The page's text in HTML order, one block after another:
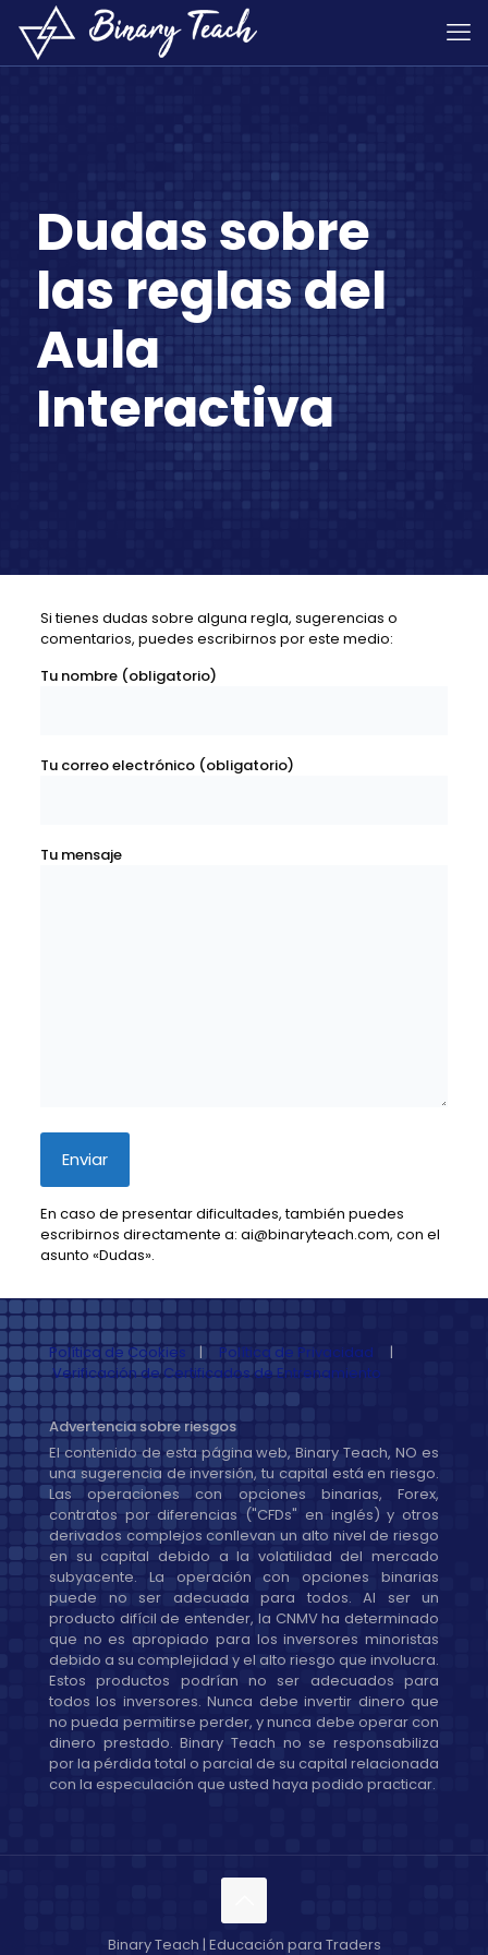
Dudas sobre
las reglas del
Aula
Interactiva
Si tienes dudas sobre alguna regla, sugerencias o
comentarios, puedes escribirnos por este medio:
Tu nombre (obligatorio)
Tu correo electrónico (obligatorio)
Tu mensaje
En caso de presentar dificultades, también puedes
escribirnos directamente a: ai@binaryteach.com, con el
asunto «Dudas».
Política de Cookies | Política de Privacidad
|
Verificación de Certificados de Entrenamiento
Advertencia sobre riesgos
El contenido de esta página web, Binary Teach, NO es
una sugerencia de inversión, tu capital está en riesgo.
Las operaciones con opciones binarias, Forex,
contratos por diferencias ("CFDs" en inglés) y otros
derivados complejos conllevan un alto nivel de riesgo
en su capital debido a la volatilidad del mercado
subyacente. La operación con opciones binarias
puede no ser adecuada para todos. Al ser un
producto difícil de entender, la CNMV ha determinado
que no es apropiado para los inversores minoristas
debido a su complejidad y el alto riesgo que involucra.
Estos productos podrían no ser adecuados para
todos los inversores. Nunca debe invertir dinero que
no pueda permitirse perder, y nunca debe operar con
dinero prestado. Binary Teach no se responsabiliza
por la pérdida total o parcial de su capital relacionada
con la especulación que usted haya podido practicar.
Binary Teach | Educación para Traders